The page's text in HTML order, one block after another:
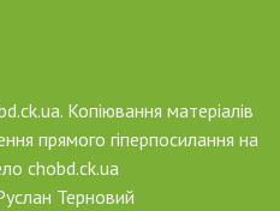
Копіювання матеріалів
прямого гіперпосилання на
chobd.ck.ua
Терновий